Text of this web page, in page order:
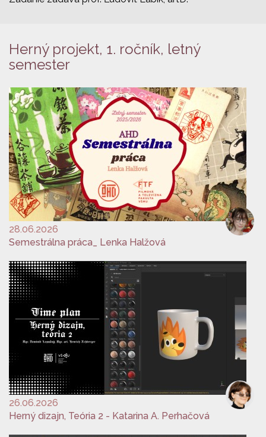
Herný projekt, 1. ročník, letný
semester
28.06.2026
Semestrálna práca_ Lenka Halžová
26.06.2026
Herný dizajn, Teória 2 - Katarina A. Perhačová